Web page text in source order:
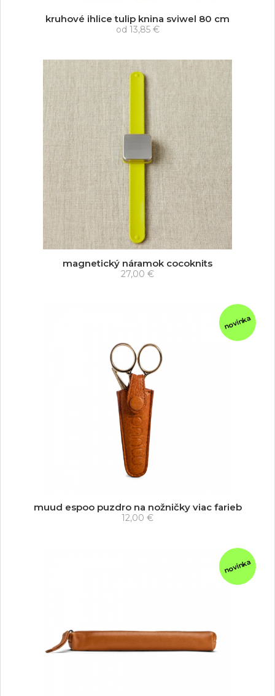
kruhové ihlice tulip knina sviwel 80 cm
od 13,85 €
magnetický náramok cocoknits
27,00 €
novinka
muud espoo puzdro na nožničky viac farieb
12,00 €
novinka